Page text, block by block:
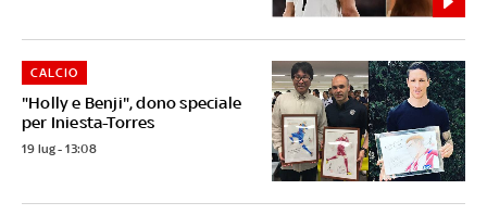
"Holly e Benji", dono speciale
per Iniesta-Torres
CALCIO
19 lug - 13:08